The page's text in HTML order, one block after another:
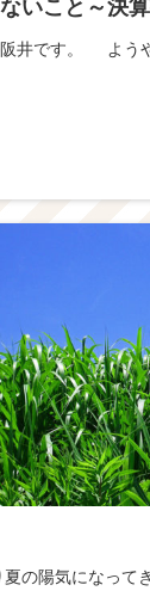
いこと～決
阪井です。 よう
の陽気になって